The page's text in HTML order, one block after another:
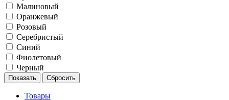
Малиновый
Оранжевый
Розовый
Серебристый
Синий
Фиолетовый
Черный
Товары